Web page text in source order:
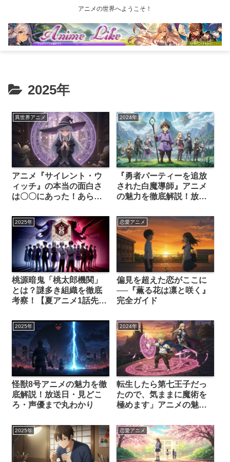
アニメの世界へようこそ！
2025年
異世界アニメ
アニメ『サイレント・ウ
ィッチ』の本当の面白さ
は〇〇にあった！あらす
点で深掘り
2024年
『勇者パーティーを追放
された白魔導師』アニメ
の魅力を徹底解説！放送
丸わかり
2025年
桃源暗鬼「桃太郎機関」
とは？謎多き組織を徹底
考察！【夏アニメ1話先行
恋愛アニメ
偏見を超えた恋がここに
──『薫る花は凛と咲く』
完全ガイド
2025年
怪獣8号アニメの魅力を徹
底解説！放送日・見どこ
ろ・声優まで丸わかり
2024年
転生したら第七王子だっ
たので、気ままに魔術を
極めます」アニメの魅力
どころ・声優まで丸わか
り
2025年 恋愛アニメ